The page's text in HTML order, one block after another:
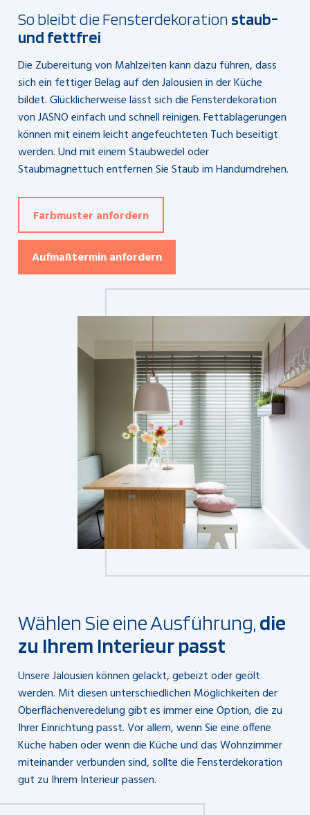
So bleibt die Fensterdekoration staub-
und fettfrei
Die Zubereitung von Mahlzeiten kann dazu führen, dass
sich ein fettiger Belag auf den Jalousien in der Küche
bildet. Glücklicherweise lässt sich die Fensterdekoration
von JASNO einfach und schnell reinigen. Fettablagerungen
können mit einem leicht angefeuchteten Tuch beseitigt
werden. Und mit einem Staubwedel oder
Staubmagnettuch entfernen Sie Staub im Handumdrehen.
Farbmuster anfordern
Aufmaßtermin anfordern
Wählen Sie eine Ausführung,die
zu Ihrem Interieur passt
Unsere Jalousien können gelackt, gebeizt oder geölt
werden. Mit diesen unterschiedlichen Möglichkeiten der
Oberflächenveredelung gibt es immer eine Option, die zu
Ihrer Einrichtung passt. Vor allem, wenn Sie eine offene
Küche haben oder wenn die Küche und das Wohnzimmer
miteinander verbunden sind, sollte die Fensterdekoration
gut zu Ihrem Interieur passen.